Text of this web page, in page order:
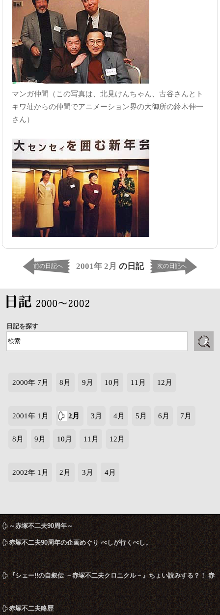
マンガ仲間（この写真は、北見けんちゃん、古谷さんとト
キワ荘からの仲間でアニメーション界の大御所の鈴木伸一
さん）
前の日記へ 2001年 2月 の日記 次の日記へ
日記を探す
2000年 7月 8月 9月 10月 11月 12月
2001年 1月 2月 3月 4月 5月 6月 7月
8月 9月 10月 11月 12月
2002年 1月 2月 3月 4月
～赤塚不二夫90周年～
赤塚不二夫90周年の企画めぐり べしが行くべし。
『シェー!!の自叙伝 －赤塚不二夫クロニクル－』ちょい読みする？！ 赤
塚不二夫ならこう言うね
赤塚不二夫略歴